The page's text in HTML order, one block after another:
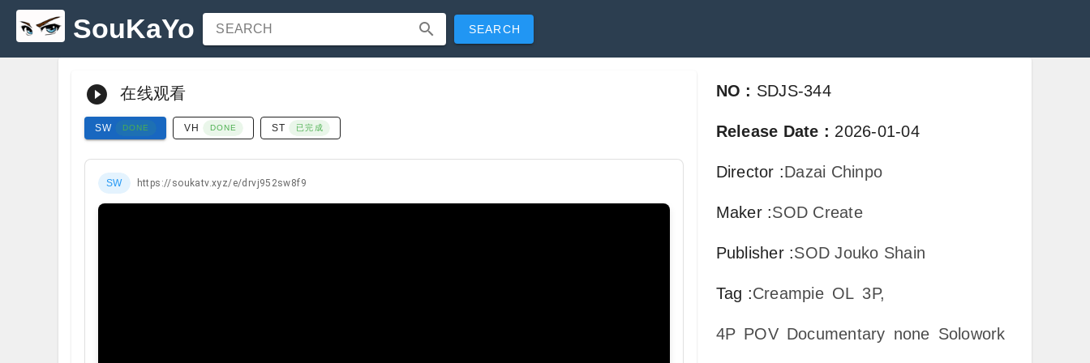
SouKaYo SEARCH SEARCH
在线观看
SW DONE VH DONE ST 已完成
SW https://soukatv.xyz/e/drvj952sw8f9
NO : SDJS-344
Release Date : 2026-01-04
Director :Dazai Chinpo
Maker :SOD Create
Publisher :SOD Jouko Shain
Tag :Creampie OL 3P,
4P POV Documentary none Solowork